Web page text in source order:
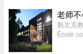
罪名均
老师
魁北克
École